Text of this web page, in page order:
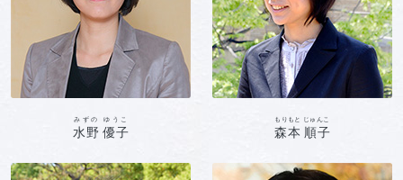
水野 優子
みずの ゆうこ
森本 順子
もりもと じゅんこ